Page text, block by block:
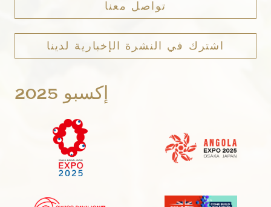
تواصل معنا
اشترك في النشرة الإخبارية لدينا
إكسبو 2025